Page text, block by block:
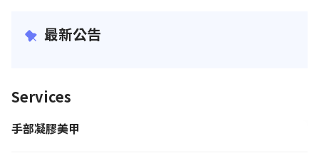
最新公告
Services
手部凝膠美甲